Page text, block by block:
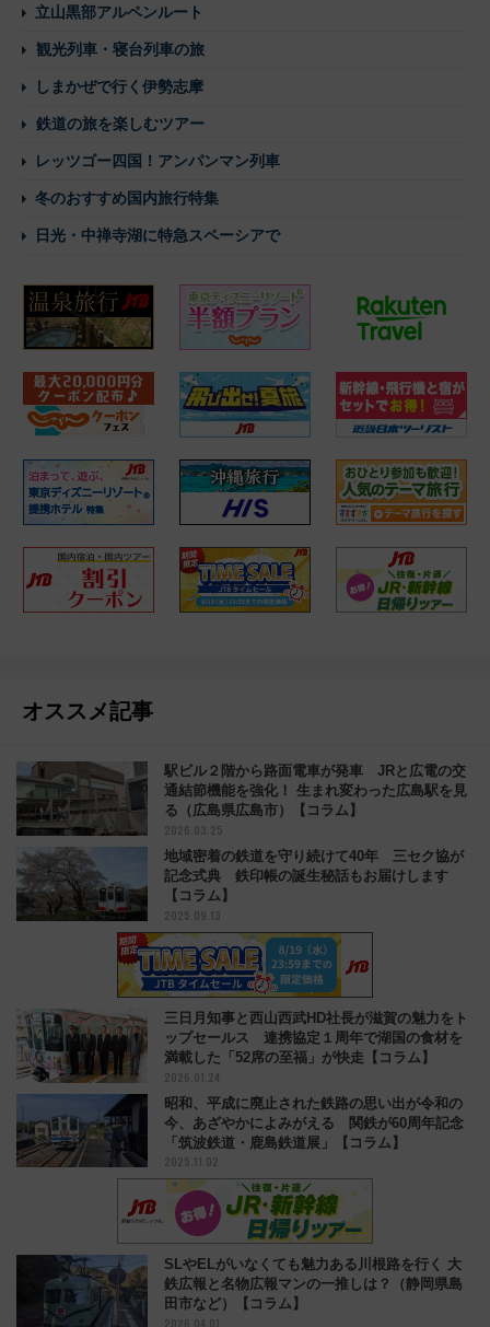
立山黒部アルペンルート
観光列車・寝台列車の旅
しまかぜで行く伊勢志摩
鉄道の旅を楽しむツアー
レッツゴー四国！アンパンマン列車
冬のおすすめ国内旅行特集
日光・中禅寺湖に特急スペーシアで
オススメ記事
駅ビル２階から路面電車が発車 JRと広電の交
通結節機能を強化！ 生まれ変わった広島駅を見
る（広島県広島市）【コラム】
2026.03.25
地域密着の鉄道を守り続けて40年 三セク協が
記念式典 鉄印帳の誕生秘話もお届けします
【コラム】
2025.09.13
三日月知事と西山西武HD社長が滋賀の魅力をト
ップセールス 連携協定１周年で湖国の食材を
満載した「52席の至福」が快走【コラム】
2026.01.24
昭和、平成に廃止された鉄路の思い出が令和の
今、あざやかによみがえる 関鉄が60周年記念
「筑波鉄道・鹿島鉄道展」【コラム】
2025.11.02
SLやELがいなくても魅力ある川根路を行く 大
鉄広報と名物広報マンの一推しは？（静岡県島
田市など）【コラム】
2026.04.01